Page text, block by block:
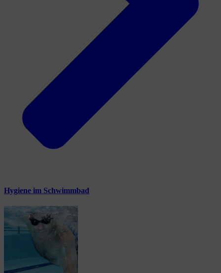
Hygiene im Schwimmbad